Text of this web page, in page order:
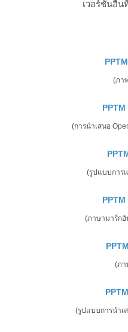
เวอร์ชั่นอื่น
(ภา
(การนำเสนอ
(รูปแบบการ
(ภาษามาร์กอั
(ภา
(รูปแบบการนำเ